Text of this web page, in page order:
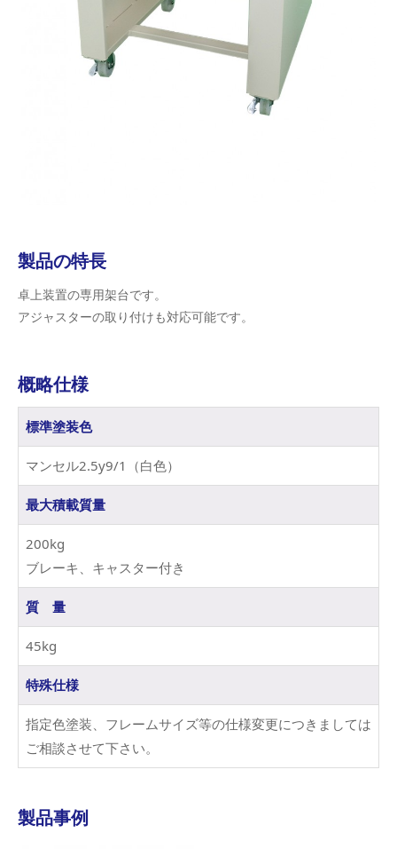
製品の特長
卓上装置の専用架台です。
アジャスターの取り付けも対応可能です。
概略仕様
標準塗装色
マンセル2.5y9/1（白色）
最大積載質量
200kg
ブレーキ、キャスター付き
質 量
45kg
特殊仕様
指定色塗装、フレームサイズ等の仕様変更につきましては
ご相談させて下さい。
製品事例